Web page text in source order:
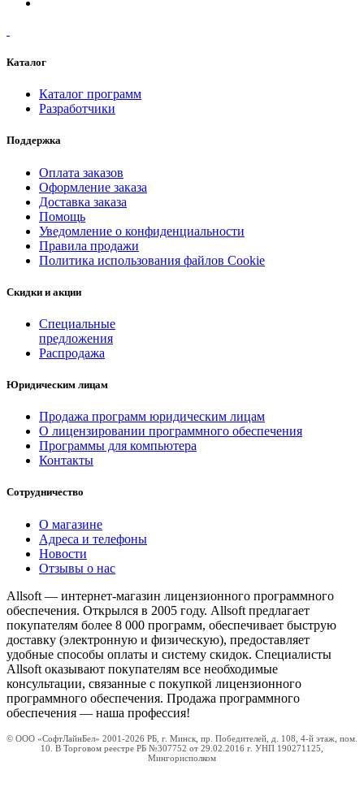
Каталог
Каталог программ
Разработчики
Поддержка
Оплата заказов
Оформление заказа
Доставка заказа
Помощь
Уведомление о конфиденциальности
Правила продажи
Политика использования файлов Cookie
Скидки и акции
Специальные
предложения
Распродажа
Юридическим лицам
Продажа программ юридическим лицам
О лицензировании программного обеспечения
Программы для компьютера
Контакты
Сотрудничество
О магазине
Адреса и телефоны
Новости
Отзывы о нас
Allsoft — интернет-магазин лицензионного программного
обеспечения. Открылся в 2005 году. Allsoft предлагает
покупателям более 8 000 программ, обеспечивает быструю
доставку (электронную и физическую), предоставляет
удобные способы оплаты и систему скидок. Специалисты
Allsoft оказывают покупателям все необходимые
консультации, связанные с покупкой лицензионного
программного обеспечения. Продажа программного
обеспечения — наша профессия!
© ООО «СофтЛайнБел» 2001-2026 РБ, г. Минск, пр. Победителей, д. 108, 4-й этаж, пом.
10. В Торговом реестре РБ №307752 от 29.02.2016 г. УНП 190271125,
Мингорисполком